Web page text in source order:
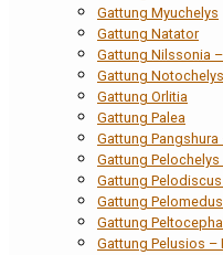
Gattung Myuchelys
Gattung Natator
Gattung Nilssonia
Gattung Notochelys
Gattung Orlitia
Gattung Palea
Gattung
Gattung
Gattung
Gattung
Gattung
Gattung Pelusios –